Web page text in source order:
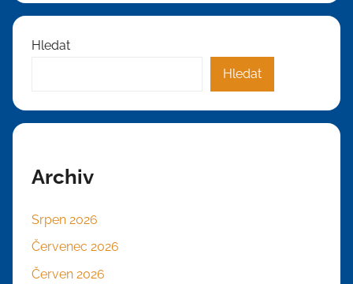
Hledat
Hledat
Archiv
Srpen 2026
Červenec 2026
Červen 2026